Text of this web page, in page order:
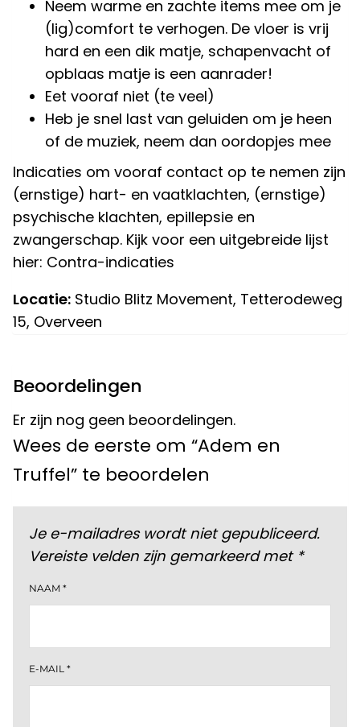
Neem warme en zachte items mee om je
(lig)comfort te verhogen. De vloer is vrij
hard en een dik matje, schapenvacht of
opblaas matje is een aanrader!
Eet vooraf niet (te veel)
Heb je snel last van geluiden om je heen
of de muziek, neem dan oordopjes mee
Indicaties om vooraf contact op te nemen zijn
(ernstige) hart- en vaatklachten, (ernstige)
psychische klachten, epillepsie en
zwangerschap. Kijk voor een uitgebreide lijst
hier: Contra-indicaties
Locatie: Studio Blitz Movement, Tetterodeweg
15, Overveen
Beoordelingen
Er zijn nog geen beoordelingen.
Wees de eerste om “Adem en
Truffel” te beoordelen
Je e-mailadres wordt niet gepubliceerd.
Vereiste velden zijn gemarkeerd met *
NAAM *
E-MAIL *